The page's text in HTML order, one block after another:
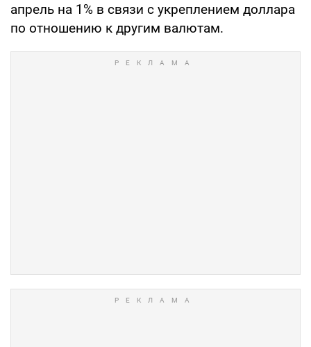
апрель на 1% в связи с укреплением доллара
по отношению к другим валютам.